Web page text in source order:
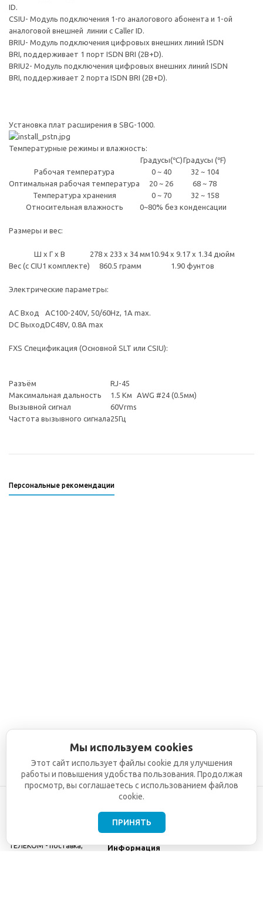
ID.
CSIU- Модуль подключения 1-го аналогового абонента и 1-ой
аналоговой внешней линии с Caller ID.
BRIU- Модуль подключения цифровых внешних линий ISDN
BRI, поддерживает 1 порт ISDN BRI (2B+D).
BRIU2- Модуль подключения цифровых внешних линий ISDN
BRI, поддерживает 2 порта ISDN BRI (2B+D).
Установка плат расширения в SBG-1000.
Температурные режимы и влажность:
Градусы(℃)Градусы (℉)
Рабочая температура
0 ~ 40
32 ~ 104
Оптимальная рабочая температура
20 ~ 26
68 ~ 78
Температура хранения
0 ~ 70
32 ~ 158
Относительная влажность
0~80% без конденсации
Размеры и вес:
Ш x Г x В 278 x 233 x 34 мм10.94 x 9.17 x 1.34 дюйм
Вес (с CIU1 комплекте)
860.5 грамм 1.90 фунтов
Электрические параметры:
AC Вход
AC100-240V, 50/60Hz, 1A max.
DC ВыходDC48V, 0.8A max
FXS Спецификация (Основной SLT или CSIU):
Разъём
RJ-45
Максимальная дальность
1.5 Км
AWG #24 (0.5мм)
Вызывной сигнал
60Vrms
Частота вызывного сигнала25Гц
Персональные рекомендации
ТЕЛЕКОМ - поставка,
Информация
Мы используем cookies
Этот сайт использует файлы cookie для улучшения
работы и повышения удобства пользования. Продолжая
просмотр, вы соглашаетесь с использованием файлов
cookie.
ПРИНЯТЬ